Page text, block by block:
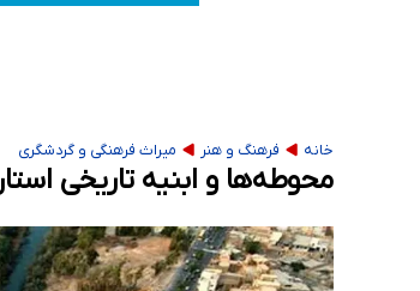
خانه فرهنگ و هنر میراث فرهنگی و گردشگری
محوطه‌ها و ابنیه تاریخی